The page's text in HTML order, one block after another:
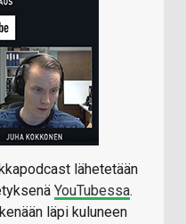
lähetetään
YouTubessa.
läpi kuluneen